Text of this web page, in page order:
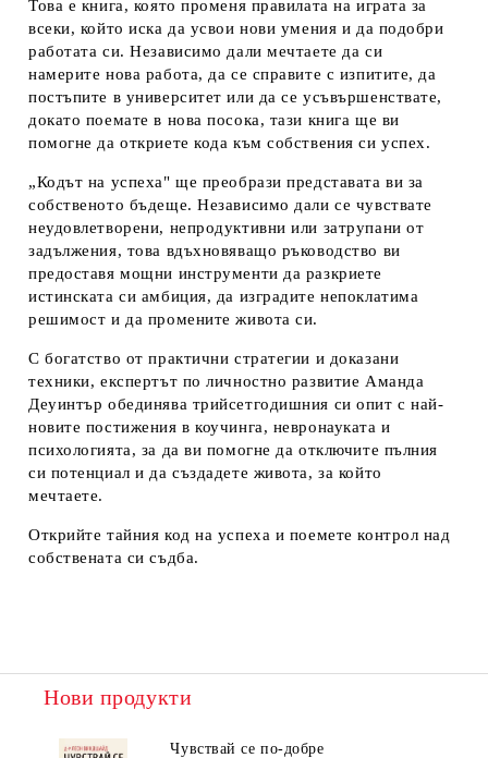
Това е книга, която променя правилата на играта за
всеки, който иска да усвои нови умения и да подобри
работата си. Независимо дали мечтаете да си
намерите нова работа, да се справите с изпитите, да
постъпите в университет или да се усъвършенствате,
докато поемате в нова посока, тази книга ще ви
помогне да откриете кода към собствения си успех.
„Кодът на успеха" ще преобрази представата ви за
собственото бъдеще. Независимо дали се чувствате
неудовлетворени, непродуктивни или затрупани от
задължения, това вдъхновяващо ръководство ви
предоставя мощни инструменти да разкриете
истинската си амбиция, да изградите непоклатима
решимост и да промените живота си.
С богатство от практични стратегии и доказани
техники, експертът по личностно развитие Аманда
Деуинтър обединява трийсетгодишния си опит с най-
новите постижения в коучинга, невронауката и
психологията, за да ви помогне да отключите пълния
си потенциал и да създадете живота, за който
мечтаете.
Открийте тайния код на успеха и поемете контрол над
собствената си съдба.
Нови продукти
Чувствай се по-добре